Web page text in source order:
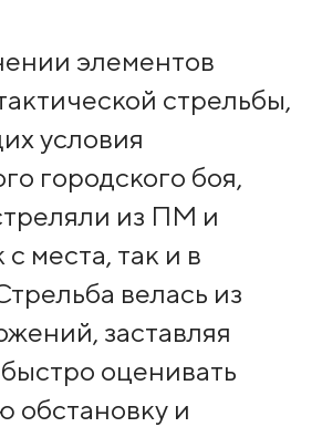
элементов
стрельбы,
условия
городского боя,
из ПМ и
места, так и в
велась из
заставляя
оценивать
обстановку и